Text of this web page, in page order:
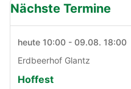
Nächste Termine
heute 10:00 - 09.08. 18:00
Erdbeerhof Glantz
Hoffest